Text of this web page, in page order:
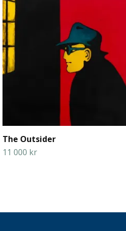
The Outsider
11 000 kr